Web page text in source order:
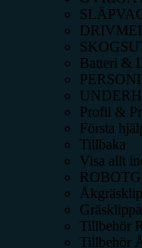
Batteri &
Profil &
Första
Tillbaka
Visa allt
Tillbehör
Tillbehör